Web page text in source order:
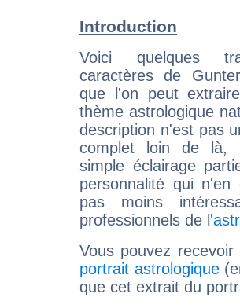
Introduction
Voici quelques
caractères de
que l'on peut
thème astrologique
description n'est pas
complet loin de là,
simple éclairage
personnalité qui n'en
pas moins
professionnels de l'
Vous pouvez
portrait astrologique
que cet extrait du